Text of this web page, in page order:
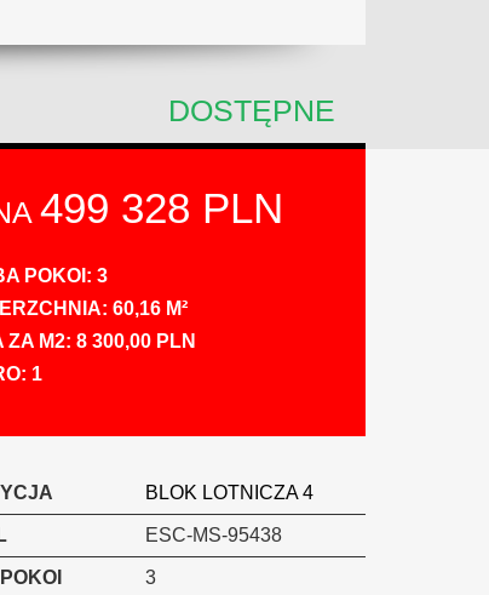
DOSTĘPNE
499 328 PLN
POKOI: 3
60,16 M²
ZA M2: 8 300,00 PLN
1
BLOK LOTNICZA 4
ESC-MS-95438
3